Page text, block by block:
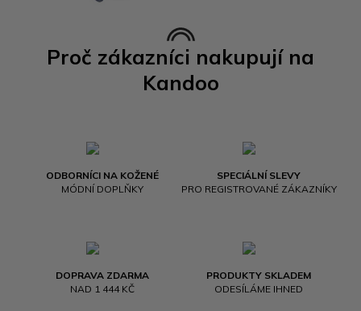
Proč zákazníci nakupují na
Kandoo
ODBORNÍCI NA KOŽENÉ
MÓDNÍ DOPLŇKY
SPECIÁLNÍ SLEVY
PRO REGISTROVANÉ ZÁKAZNÍKY
DOPRAVA ZDARMA
NAD 1 444 KČ
PRODUKTY SKLADEM
ODESÍLÁME IHNED